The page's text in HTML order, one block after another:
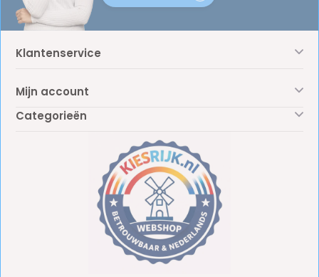
Klantenservice
Mijn account
Categorieën